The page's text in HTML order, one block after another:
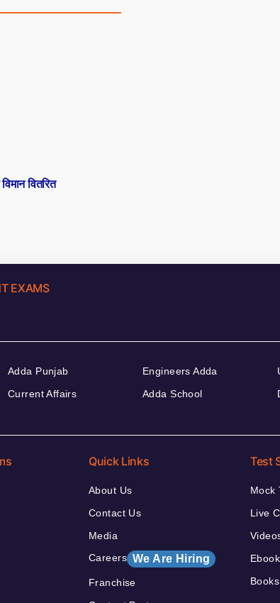
वितरित
EXAMS
Adda Punjab
Current Affairs
Engineers Adda
Adda School
Quick Links
About Us
Contact Us
Media
Careers We Are Hiring
Franchise
Test
Mock
Live
Books